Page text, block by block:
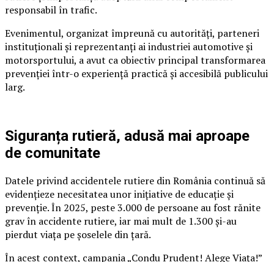
responsabil în trafic.
Evenimentul, organizat împreună cu autorități, parteneri
instituționali și reprezentanți ai industriei automotive și
motorsportului, a avut ca obiectiv principal transformarea
prevenției într-o experiență practică și accesibilă publicului
larg.
Siguranța rutieră, adusă mai aproape
de comunitate
Datele privind accidentele rutiere din România continuă să
evidențieze necesitatea unor inițiative de educație și
prevenție. În 2025, peste 3.000 de persoane au fost rănite
grav în accidente rutiere, iar mai mult de 1.300 și-au
pierdut viața pe șoselele din țară.
În acest context, campania „Condu Prudent! Alege Viața!”